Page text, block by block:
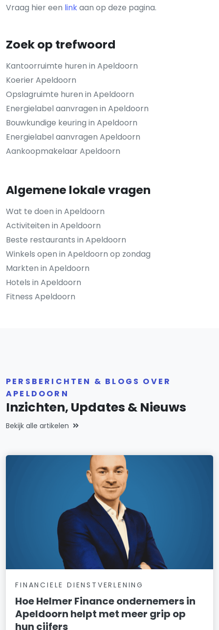
Vraag hier een linkaan op deze pagina.
Zoek op trefwoord
Kantoorruimte huren in Apeldoorn
Koerier Apeldoorn
Opslagruimte huren in Apeldoorn
Energielabel aanvragen in Apeldoorn
Bouwkundige keuring in Apeldoorn
Energielabel aanvragen Apeldoorn
Aankoopmakelaar Apeldoorn
Algemene lokale vragen
Wat te doen in Apeldoorn
Activiteiten in Apeldoorn
Beste restaurants in Apeldoorn
Winkels open in Apeldoorn op zondag
Markten in Apeldoorn
Hotels in Apeldoorn
Fitness Apeldoorn
PERSBERICHTEN & BLOGS OVER
APELDOORN
Inzichten, Updates & Nieuws
Bekijk alle artikelen
FINANCIELE DIENSTVERLENING
Hoe Helmer Finance ondernemers in
Apeldoorn helpt met meer grip op
hun cijfers